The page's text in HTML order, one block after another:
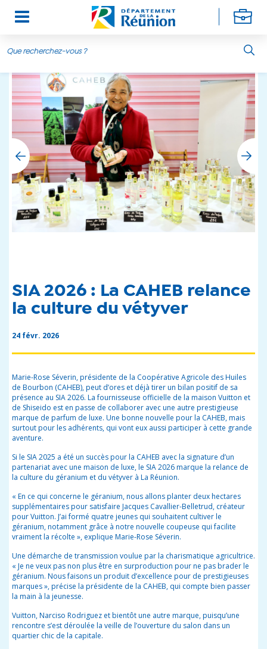
Aller au contenu principal
SIA 2026 : La CAHEB relance
la culture du vétyver
24 févr. 2026
Marie-Rose Séverin, présidente de la Coopérative Agricole des Huiles
de Bourbon (CAHEB), peut d’ores et déjà tirer un bilan positif de sa
présence au SIA 2026. La fournisseuse officielle de la maison Vuitton et
de Shiseido est en passe de collaborer avec une autre prestigieuse
marque de parfum de luxe. Une bonne nouvelle pour la CAHEB, mais
surtout pour les adhérents, qui vont eux aussi participer à cette grande
aventure.
Si le SIA 2025 a été un succès pour la CAHEB avec la signature d’un
partenariat avec une maison de luxe, le SIA 2026 marque la relance de
la culture du géranium et du vétyver à La Réunion.
« En ce qui concerne le géranium, nous allons planter deux hectares
supplémentaires pour satisfaire Jacques Cavallier-Belletrud, créateur
pour Vuitton. J’ai formé quatre jeunes qui souhaitent cultiver le
géranium, notamment grâce à notre nouvelle coupeuse qui facilite
vraiment la récolte », explique Marie-Rose Séverin.
Une démarche de transmission voulue par la charismatique agricultrice.
« Je ne veux pas non plus être en surproduction pour ne pas brader le
géranium. Nous faisons un produit d’excellence pour de prestigieuses
marques », précise la présidente de la CAHEB, qui compte bien passer
la main à la jeunesse.
Vuitton, Narciso Rodriguez et bientôt une autre marque, puisqu’une
rencontre s’est déroulée la veille de l’ouverture du salon dans un
quartier chic de la capitale.